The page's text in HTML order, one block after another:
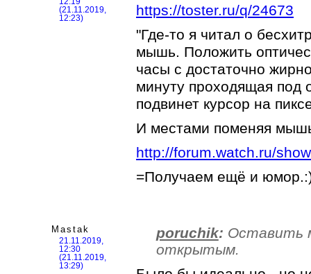
12:19
(21.11.2019,
12:23)
https://toster.ru/q/24673
"Где-то я читал о
мышь. Положить
часы с достаточно
минуту проходящая под
подвинет курсор на
И местами поменяя
http://forum.watch.ru/
=Получаем ещё и
Mastak
21.11.2019,
12:30
(21.11.2019,
13:29)
poruchik: Оставить
открытым.